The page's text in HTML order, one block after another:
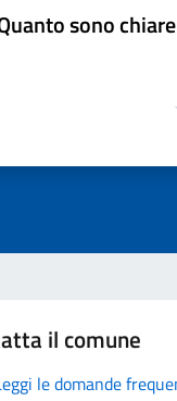
sono
il comune
le domande